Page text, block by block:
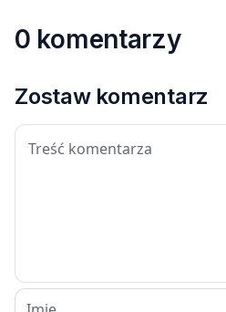
0 komentarzy
Zostaw komentarz